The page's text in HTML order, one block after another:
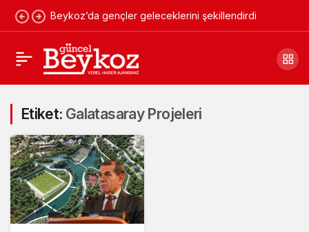
Beykoz’da gençler geleceklerini şekillendirdi
Etiket: Galatasaray Projeleri